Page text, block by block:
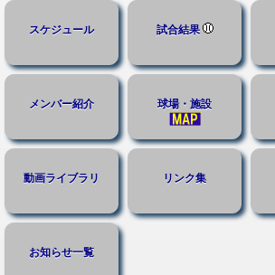
スケジュール 試合結果
メンバー紹介 球場・施設
動画ライブラリ リンク集
お知らせ一覧